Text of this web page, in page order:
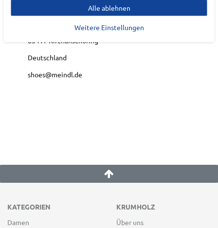
Lukas Meindl GmbH & Co.KG
Lukas- Meindl Straße
5-9
83417 Kirchanschöring
Deutschland
shoes@meindl.de
KATEGORIEN
Damen
KRUMHOLZ
Über uns
Alle ablehnen
Weitere Einstellungen